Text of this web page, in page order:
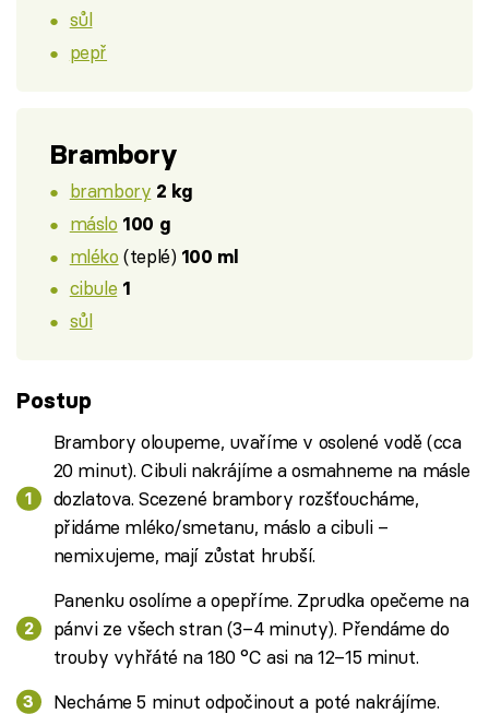
sůl
pepř
Brambory
brambory 2 kg
máslo 100 g
mléko (teplé) 100 ml
cibule 1
sůl
Postup
Brambory oloupeme, uvaříme v osolené vodě (cca
20 minut). Cibuli nakrájíme a osmahneme na másle
dozlatova. Scezené brambory rozšťoucháme,
přidáme mléko/smetanu, máslo a cibuli –
nemixujeme, mají zůstat hrubší.
Panenku osolíme a opepříme. Zprudka opečeme na
pánvi ze všech stran (3–4 minuty). Přendáme do
trouby vyhřáté na 180 °C asi na 12–15 minut.
Necháme 5 minut odpočinout a poté nakrájíme.